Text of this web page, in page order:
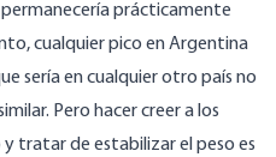
permanecería prácticamente
cualquier pico en Argentina
sería en cualquier otro país no
Pero hacer creer a los
tratar de estabilizar el peso es